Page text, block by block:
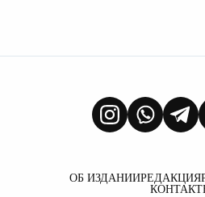
ОБ ИЗДАНИИРЕДАКЦИЯ